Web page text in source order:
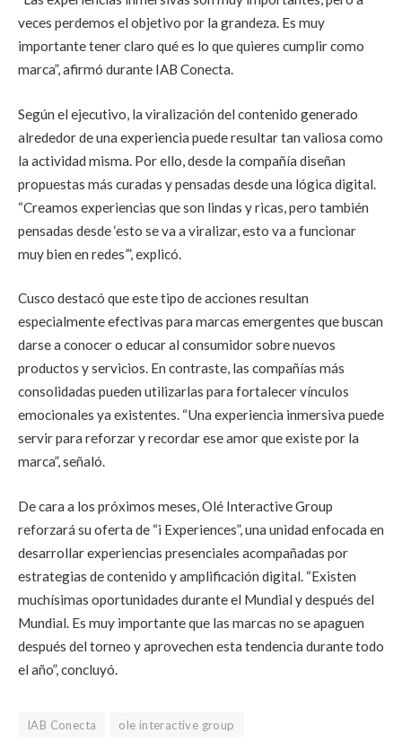
veces perdemos el objetivo por la grandeza. Es muy
importante tener claro qué es lo que quieres cumplir como
marca”, afirmó durante IAB Conecta.
Según el ejecutivo, la viralización del contenido generado
alrededor de una experiencia puede resultar tan valiosa como
la actividad misma. Por ello, desde la compañía diseñan
propuestas más curadas y pensadas desde una lógica digital.
“Creamos experiencias que son lindas y ricas, pero también
pensadas desde ‘esto se va a viralizar, esto va a funcionar
muy bien en redes’”, explicó.
Cusco destacó que este tipo de acciones resultan
especialmente efectivas para marcas emergentes que buscan
darse a conocer o educar al consumidor sobre nuevos
productos y servicios. En contraste, las compañías más
consolidadas pueden utilizarlas para fortalecer vínculos
emocionales ya existentes. “Una experiencia inmersiva puede
servir para reforzar y recordar ese amor que existe por la
marca”, señaló.
De cara a los próximos meses, Olé Interactive Group
reforzará su oferta de “i Experiences”, una unidad enfocada en
desarrollar experiencias presenciales acompañadas por
estrategias de contenido y amplificación digital. “Existen
muchísimas oportunidades durante el Mundial y después del
Mundial. Es muy importante que las marcas no se apaguen
después del torneo y aprovechen esta tendencia durante todo
el año”, concluyó.
IAB Conecta ole interactive group